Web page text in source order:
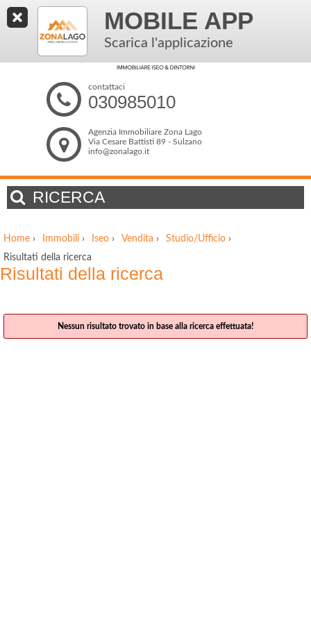
MOBILE APP
Scarica l'applicazione
contattaci
030985010
Agenzia Immobiliare Zona Lago
Via Cesare Battisti 89 - Sulzano
info@zonalago.it
RICERCA
Home › Immobili › Iseo › Vendita › Studio/Ufficio ›
Risultati della ricerca
Risultati della ricerca
Nessun risultato trovato in base alla ricerca effettuata!